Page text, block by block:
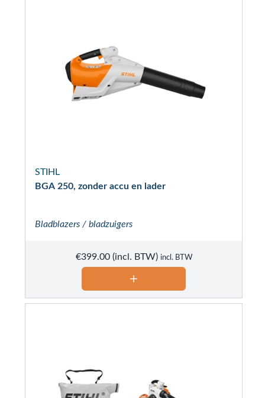
STIHL
BGA 250, zonder accu en lader
Bladblazers / bladzuigers
€399.00 incl. BTW